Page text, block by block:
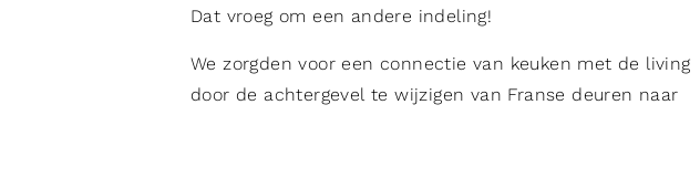
Dat vroeg om een andere indeling!
We zorgden voor een connectie van keuken met de living
door de achtergevel te wijzigen van Franse deuren naar